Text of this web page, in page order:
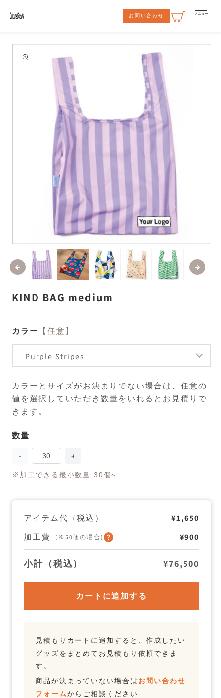
ンツに
進む
お問い合わせ メニュー
商品情
報にス
キップ
ダ
ル
メ
デ
(1)
を
開
KIND BAG medium
カラー 【任意】
カラーとサイズがお決まりでない場合は、任意の
値を選択していただき数量をいれるとお見積りで
きます。
数
数量
KIND
medium
量
減
す
KIND
medium
量
増
す
※加工できる最小数量 30個~
アイテム代（税込）
¥1,650
加工費
(※50個の場合) ¥900
小計（税込） ¥76,500
カートに追加する
見積もりカートに追加すると、作成したい
グッズをまとめてお見積もり依頼できま
す。
商品が決まっていない場合は お問い合わせ
フォームからご相談ください